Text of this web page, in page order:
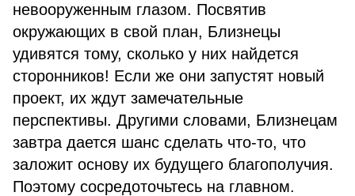
невооруженным глазом. Посвятив
окружающих в свой план, Близнецы
удивятся тому, сколько у них найдется
сторонников! Если же они запустят новый
проект, их ждут замечательные
перспективы. Другими словами, Близнецам
завтра дается шанс сделать что-то, что
заложит основу их будущего благополучия.
Поэтому сосредоточьтесь на главном.